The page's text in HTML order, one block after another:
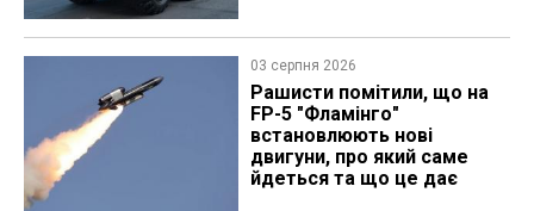
03 серпня 2026
Рашисти помітили, що на
FP-5 "Фламінго"
встановлюють нові
двигуни, про який саме
йдеться та що це дає